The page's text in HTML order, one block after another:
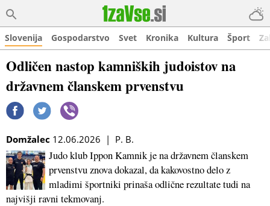
Slovenija Gospodarstvo Svet Kronika Kultura Šport
Odličen nastop kamniških judoistov na
državnem članskem prvenstvu
Domžalec 12.06.2026 | P. B.
Judo klub Ippon Kamnik je na državnem članskem
prvenstvu znova dokazal, da kakovostno delo z
mladimi športniki prinaša odlične rezultate tudi na
najvišji ravni tekmovanj.